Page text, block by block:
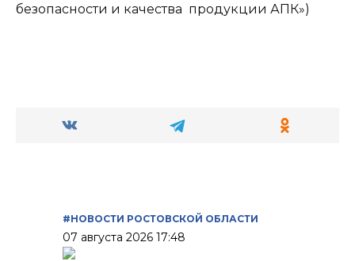
безопасности и качества продукции АПК»)
#НОВОСТИ РОСТОВСКОЙ ОБЛАСТИ
07 августа 2026 17:48